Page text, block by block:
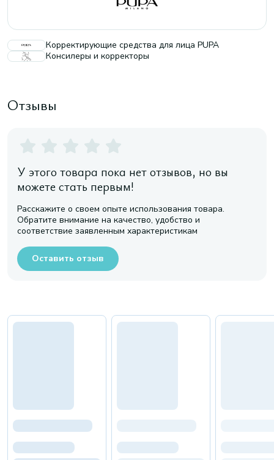
Корректирующие средства для лица PUPA
Консилеры и корректоры
Отзывы
У этого товара пока нет отзывов, но вы
можете стать первым!
Расскажите о своем опыте использования товара.
Обратите внимание на качество, удобство и
соответствие заявленным характеристикам
Оставить отзыв